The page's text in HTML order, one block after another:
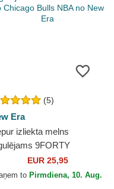
(5)
Era
izliekta melns
9FORTY
no Chicago Bulls
no New Era
EUR 25,95
to Pirmdiena, 10. Aug.